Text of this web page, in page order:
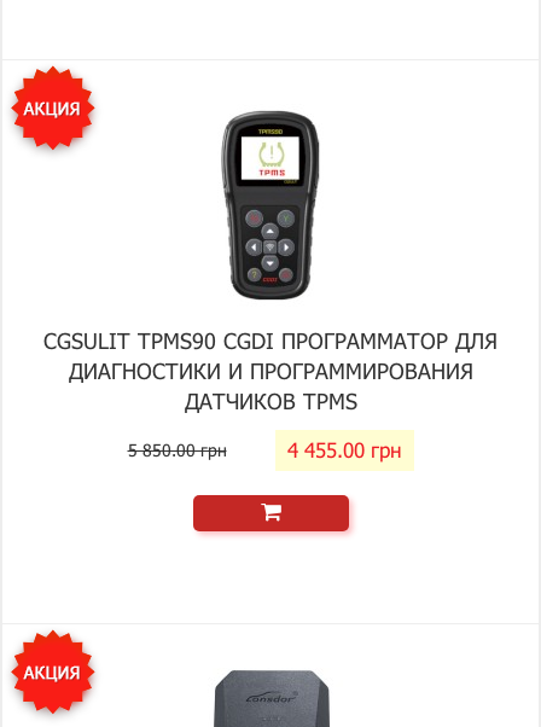
CGSULIT TPMS90 CGDI ПРОГРАММАТОР ДЛЯ
ДИАГНОСТИКИ И ПРОГРАММИРОВАНИЯ
ДАТЧИКОВ TPMS
5 850.00 грн 4 455.00 грн